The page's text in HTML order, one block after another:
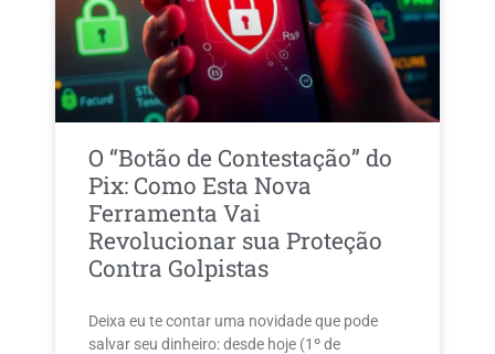
O “Botão de Contestação” do
Pix: Como Esta Nova
Ferramenta Vai
Revolucionar sua Proteção
Contra Golpistas
Deixa eu te contar uma novidade que pode
salvar seu dinheiro: desde hoje (1º de